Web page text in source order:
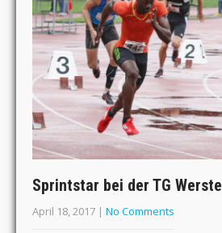
Sprintstar bei der TG Werste
April 18, 2017 | No Comments